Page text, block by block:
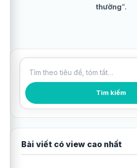
thường”.
Tìm kiếm bài viết Tìm kiếm
Bài viết có view cao nhất